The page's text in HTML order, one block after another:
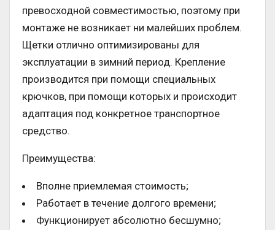
превосходной совместимостью, поэтому при
монтаже не возникает ни малейших проблем.
Щетки отлично оптимизированы для
эксплуатации в зимний период. Крепление
производится при помощи специальных
крючков, при помощи которых и происходит
адаптация под конкретное транспортное
средство.
Преимущества:
Вполне приемлемая стоимость;
Работает в течение долгого времени;
Функционирует абсолютно бесшумно;